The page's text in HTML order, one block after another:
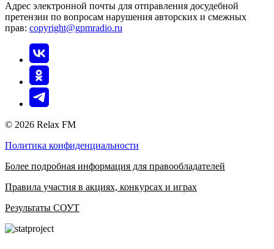
Адрес электронной почты для отправления досудебной
претензии по вопросам нарушения авторских и смежных
прав: copyright@gpmradio.ru
© 2026 Relax FM
Политика конфиденциальности
Более подробная информация для правообладателей
Правила участия в акциях, конкурсах и играх
Результаты СОУТ